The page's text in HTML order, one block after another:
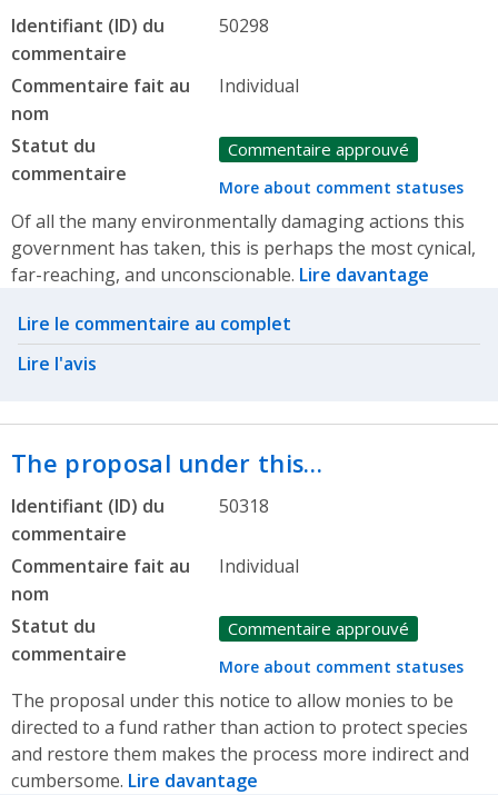
Identifiant (ID) du
commentaire
50298
Commentaire fait au
nom
Individual
Statut du
commentaire
Commentaire approuvé
More about comment statuses
Of all the many environmentally damaging actions this
government has taken, this is perhaps the most cynical,
far-reaching, and unconscionable. Lire davantage
Related actions
Lire le commentaire au complet
Lire l'avis
The proposal under this…
Identifiant (ID) du
commentaire
50318
Commentaire fait au
nom
Individual
Statut du
commentaire
Commentaire approuvé
More about comment statuses
The proposal under this notice to allow monies to be
directed to a fund rather than action to protect species
and restore them makes the process more indirect and
cumbersome. Lire davantage